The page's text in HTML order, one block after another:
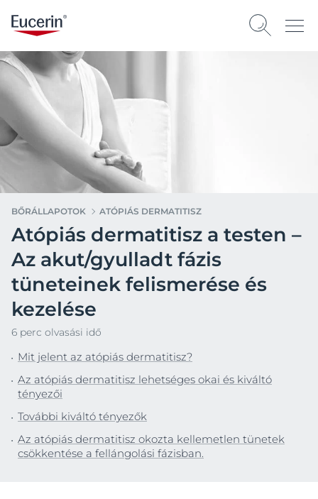
BŐRÁLLAPOTOK ATÓPIÁS DERMATITISZ
Atópiás dermatitisz a testen –
Az akut/gyulladt fázis
tüneteinek felismerése és
kezelése
6 perc olvasási idő
Mit jelent az atópiás dermatitisz?
Az atópiás dermatitisz lehetséges okai és kiváltó
tényezői
További kiváltó tényezők
Az atópiás dermatitisz okozta kellemetlen tünetek
csökkentése a fellángolási fázisban.